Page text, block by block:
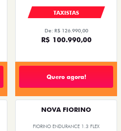
TAXISTAS
De: R$ 126.990,00
R$ 100.990,00
Quero agora!
NOVA FIORINO
FIORINO ENDURANCE 1.3 FLEX